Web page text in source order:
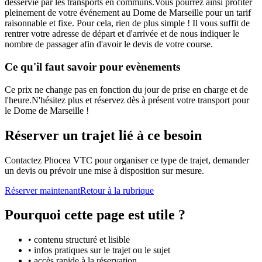
desservie par les transports en communs.Vous pourrez ainsi profiter
pleinement de votre événement au Dome de Marseille pour un tarif
raisonnable et fixe. Pour cela, rien de plus simple ! Il vous suffit de
rentrer votre adresse de départ et d'arrivée et de nous indiquer le
nombre de passager afin d'avoir le devis de votre course.
Ce qu'il faut savoir pour evènements
Ce prix ne change pas en fonction du jour de prise en charge et de
l'heure.N'hésitez plus et réservez dès à présent votre transport pour
le Dome de Marseille !
Réserver un trajet lié à ce besoin
Contactez Phocea VTC pour organiser ce type de trajet, demander
un devis ou prévoir une mise à disposition sur mesure.
Réserver maintenantRetour à la rubrique
Pourquoi cette page est utile ?
• contenu structuré et lisible
• infos pratiques sur le trajet ou le sujet